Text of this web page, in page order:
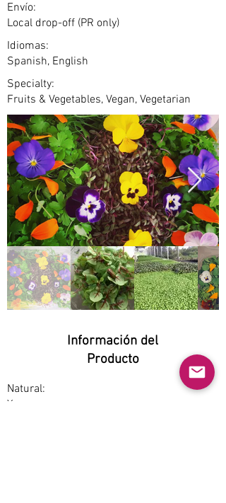
Envío:
Local drop-off (PR only)
Idiomas:
Spanish, English
Specialty:
Fruits & Vegetables, Vegan, Vegetarian
Información del
Producto
Natural:
Yes